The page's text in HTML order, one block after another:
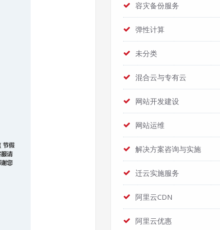
容灾备份服务
弹性计算
未分类
混合云与专有云
网站开发建设
网站运维
解决方案咨询与实施
迁云实施服务
阿里云CDN
阿里云优惠